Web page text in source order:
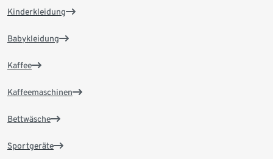
Kinderkleidung
Babykleidung
Kaffee
Kaffeemaschinen
Bettwäsche
Sportgeräte